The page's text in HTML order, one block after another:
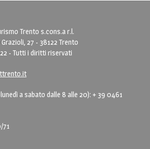
Trento s.cons.a r.l.
27 - 38122 Trento
- Tutti i diritti riservati
a sabato dalle 8 alle 20): + 39 0461